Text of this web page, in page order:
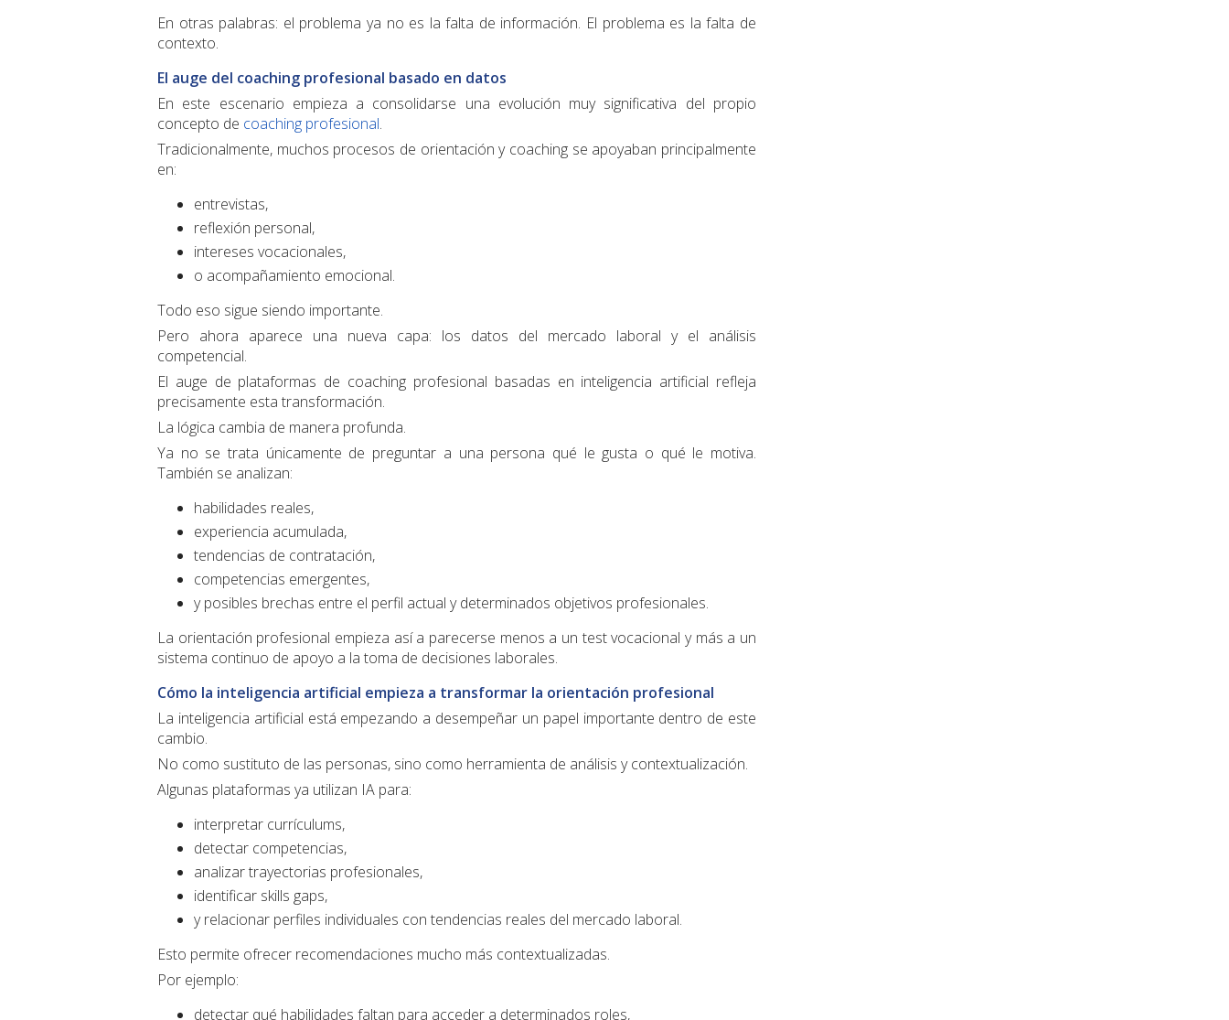
En otras palabras: el problema ya no es la falta de información. El problema es la falta de
contexto.
El auge del coaching profesional basado en datos
En este escenario empieza a consolidarse una evolución muy significativa del propio
concepto de coaching profesional.
Tradicionalmente, muchos procesos de orientación y coaching se apoyaban principalmente
en:
entrevistas,
reflexión personal,
intereses vocacionales,
o acompañamiento emocional.
Todo eso sigue siendo importante.
Pero ahora aparece una nueva capa: los datos del mercado laboral y el análisis
competencial.
El auge de plataformas de coaching profesional basadas en inteligencia artificial refleja
precisamente esta transformación.
La lógica cambia de manera profunda.
Ya no se trata únicamente de preguntar a una persona qué le gusta o qué le motiva.
También se analizan:
habilidades reales,
experiencia acumulada,
tendencias de contratación,
competencias emergentes,
y posibles brechas entre el perfil actual y determinados objetivos profesionales.
La orientación profesional empieza así a parecerse menos a un test vocacional y más a un
sistema continuo de apoyo a la toma de decisiones laborales.
Cómo la inteligencia artificial empieza a transformar la orientación profesional
La inteligencia artificial está empezando a desempeñar un papel importante dentro de este
cambio.
No como sustituto de las personas, sino como herramienta de análisis y contextualización.
Algunas plataformas ya utilizan IA para:
interpretar currículums,
detectar competencias,
analizar trayectorias profesionales,
identificar skills gaps,
y relacionar perfiles individuales con tendencias reales del mercado laboral.
Esto permite ofrecer recomendaciones mucho más contextualizadas.
Por ejemplo:
detectar qué habilidades faltan para acceder a determinados roles,